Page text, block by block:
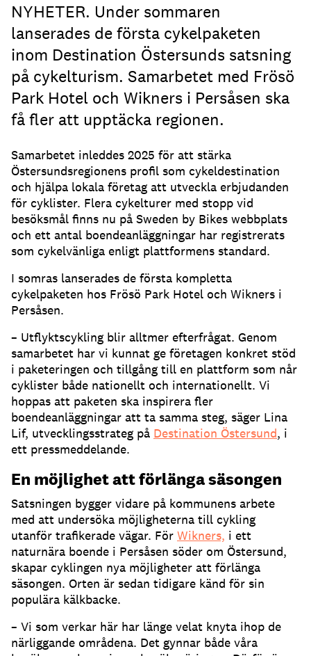
NYHETER. Under sommaren
lanserades de första cykelpaketen
inom Destination Östersunds satsning
på cykelturism. Samarbetet med Frösö
Park Hotel och Wikners i Persåsen ska
få fler att upptäcka regionen.
Samarbetet inleddes 2025 för att stärka
Östersundsregionens profil som cykeldestination
och hjälpa lokala företag att utveckla erbjudanden
för cyklister. Flera cykelturer med stopp vid
besöksmål finns nu på Sweden by Bikes webbplats
och ett antal boendeanläggningar har registrerats
som cykelvänliga enligt plattformens standard.
I somras lanserades de första kompletta
cykelpaketen hos Frösö Park Hotel och Wikners i
Persåsen.
– Utflyktscykling blir alltmer efterfrågat. Genom
samarbetet har vi kunnat ge företagen konkret stöd
i paketeringen och tillgång till en plattform som når
cyklister både nationellt och internationellt. Vi
hoppas att paketen ska inspirera fler
boendeanläggningar att ta samma steg, säger Lina
Lif, utvecklingsstrateg på Destination Östersund, i
ett pressmeddelande.
En möjlighet att förlänga säsongen
Satsningen bygger vidare på kommunens arbete
med att undersöka möjligheterna till cykling
utanför trafikerade vägar. För Wikners, i ett
naturnära boende i Persåsen söder om Östersund,
skapar cyklingen nya möjligheter att förlänga
säsongen. Orten är sedan tidigare känd för sin
populära kälkbacke.
– Vi som verkar här har länge velat knyta ihop de
närliggande områdena. Det gynnar både våra